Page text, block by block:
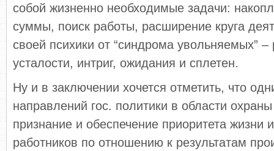
собой жизненно необходимые задачи:
суммы, поиск работы, расширение круга
своей психики от “синдрома увольняемых” –
усталости, интриг, ожидания и сплетен.
Ну и в заключении хочется отметить, что
направлений гос. политики в области
признание и обеспечение приоритета жизни
работников по отношению к результатам